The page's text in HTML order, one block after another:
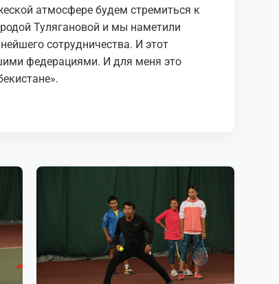
атмосфере будем стремиться к
Тулягановой и мы наметили
сотрудничества. И этот
федерациями. И для меня это